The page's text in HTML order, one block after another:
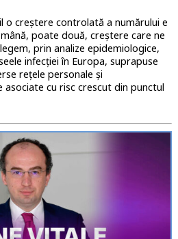
o creștere controlată a numărului e
poate două, creștere care ne
prin analize epidemiologice,
infecției în Europa, suprapuse
rețele personale și
cu risc crescut din punctul